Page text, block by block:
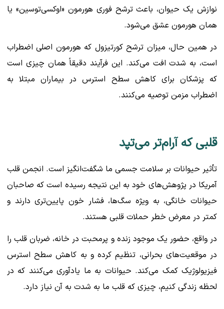
نوازش یک حیوان، باعث ترشح فوری هورمون «اوکسی‌توسین» یا
همان هورمون عشق می‌شود.
در همین حال، میزان ترشح کورتیزول که هورمون اصلی اضطراب
است، به شدت افت می‌کند. این فرآیند دقیقاً همان چیزی است
که پزشکان برای کاهش سطح استرس در بیماران مبتلا به
اضطراب مزمن توصیه می‌کنند.
قلبی که آرام‌تر می‌تپد
تأثیر حیوانات بر سلامت جسمی ما شگفت‌انگیز است. انجمن قلب
آمریکا در پژوهش‌های خود به این نتیجه رسیده است که صاحبان
حیوانات خانگی، به ویژه سگ‌ها، فشار خون پایین‌تری دارند و
کمتر در معرض خطر حملات قلبی هستند.
در واقع، حضور یک موجود زنده و پرمحبت در خانه، ضربان قلب را
در موقعیت‌های بحرانی، تنظیم کرده و به کاهش سطح استرس
فیزیولوژیک کمک می‌کند. حیوانات به ما یادآوری می‌کنند که در
لحظه زندگی کنیم، چیزی که قلب ما به شدت به آن نیاز دارد.